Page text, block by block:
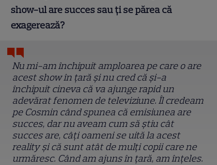
show-ul are succes sau ți se părea că
exagerează?
Nu mi-am închipuit amploarea pe care o are
acest show în țară și nu cred că și-a
închipuit cineva că va ajunge rapid un
adevărat fenomen de televiziune. Îl credeam
pe Cosmin când spunea că emisiunea are
succes, dar nu aveam cum să știu cât
succes are, câți oameni se uită la acest
reality și că sunt atât de mulți copii care ne
urmăresc. Când am ajuns în țară, am înțeles.